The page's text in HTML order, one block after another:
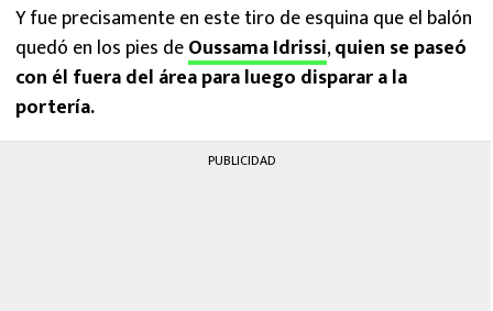
Y fue precisamente en este tiro de esquina que el balón
quedó en los pies deOussama Idrissi,quien se paseó
con él fuera del área para luego disparar a la
portería.
PUBLICIDAD